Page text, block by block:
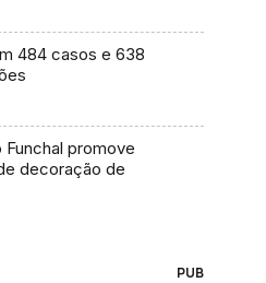
484 casos e 638
Funchal promove
decoração de
PUB